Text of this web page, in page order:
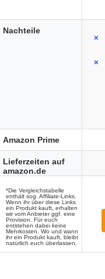
Nachteile
Amazon Prime
Lieferzeiten auf
amazon.de
*Die Vergleichstabelle
enthält sog. Affiliate-Links.
Wenn ihr über diese Links
ein Produkt kauft, erhalten
wir vom Anbieter ggf. eine
Provision. Für euch
entstehen dabei keine
Mehrkosten. Wo und wann
ihr ein Produkt kauft, bleibt
natürlich euch überlassen.